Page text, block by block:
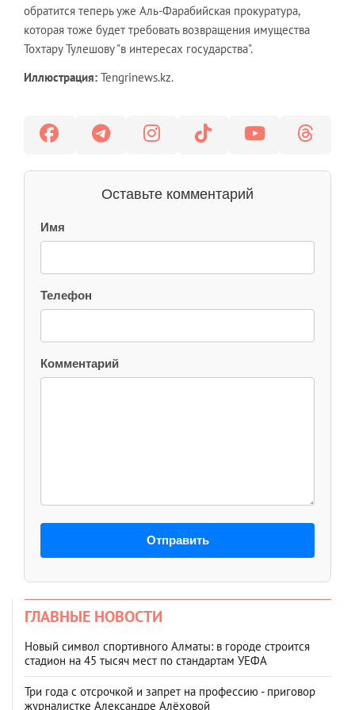
обратится теперь уже Аль-Фарабийская прокуратура,
которая тоже будет требовать возвращения имущества
Тохтару Тулешову "в интересах государства".
Иллюстрация: Tengrinews.kz.
Оставьте комментарий
Имя
Телефон
Комментарий
Отправить
ГЛАВНЫЕ НОВОСТИ
Новый символ спортивного Алматы: в городе строится
стадион на 45 тысяч мест по стандартам УЕФА
Три года с отсрочкой и запрет на профессию - приговор
журналистке Александре Алёховой